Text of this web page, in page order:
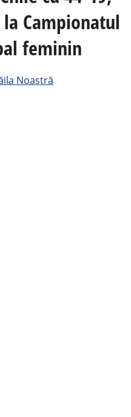
Campionatul
feminin
Noastră